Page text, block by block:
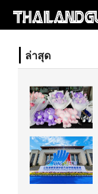
ล่าสุด